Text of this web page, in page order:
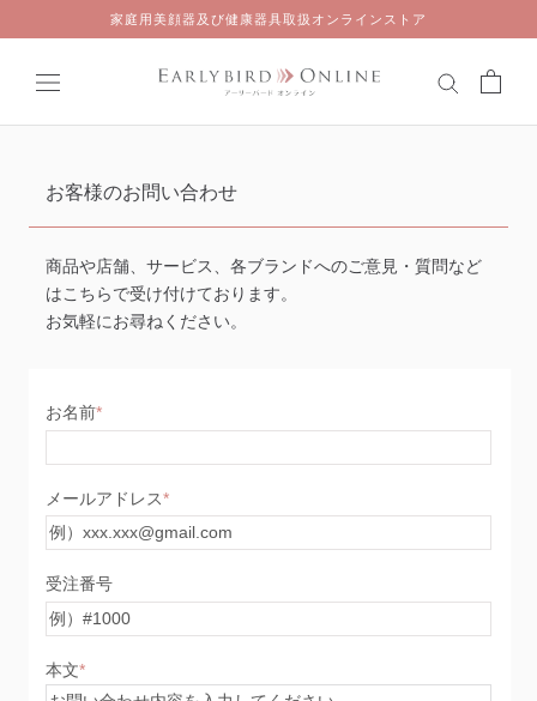
to
家庭用美顔器及び健康器具取扱オンラインストア
お客様のお問い合わせ
商品や店舗、サービス、各ブランドへのご意見・質問など
はこちらで受け付けております。
お気軽にお尋ねください。
お名前
メールアドレス
受注番号
本文